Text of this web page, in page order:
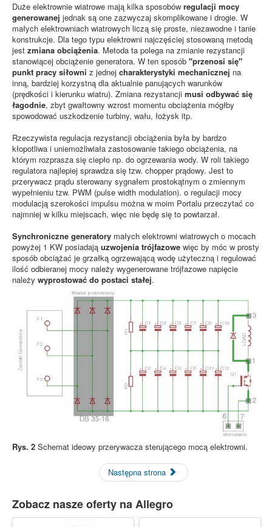
Duże elektrownie wiatrowe mają kilka sposobów regulacji mocy
generowanej jednak są one zazwyczaj skomplikowane i drogie. W
małych elektrowniach wiatrowych liczą się proste, niezawodne i tanie
konstrukcje. Dla tego typu elektrowni najczęściej stosowaną metodą
jest zmiana obciążenia. Metoda ta polega na zmianie rezystancji
stanowiącej obciążenie generatora. W ten sposób "przenosi się"
punkt pracy siłowni z jednej charakterystyki mechanicznej na
inną, bardziej korzystną dla aktualnie panujących warunków
(prędkości i kierunku wiatru). Zmiana rezystancji musi odbywać się
łagodnie, zbyt gwałtowny wzrost momentu obciążenia mógłby
spowodować uszkodzenie turbiny, wału, łożysk itp.
Rzeczywista regulacja rezystancji obciążenia była by bardzo
kłopotliwa i uniemożliwiała zastosowanie takiego obciążenia, na
którym rozprasza się ciepło np. do ogrzewania wody. W roli takiego
regulatora najlepiej sprawdza się tzw. chopper prądowy. Jest to
przerywacz prądu sterowany sygnałem prostokątnym o zmiennym
wypełnieniu tzw. PWM (pulse width modulation). o regulacji mocy
modulacją szerokości impulsu można w moim Portalu przeczytać co
najmniej w kilku miejscach, więc nie będę się to powtarzał.
Synchroniczne generatory małych elektrowni wiatrowych o mocach
powyżej 1 KW posiadają uzwojenia trójfazowe więc by móc w prosty
sposób obciążać je grzałką ogrzewającą wodę użyteczną i regulować
ilość odbieranej mocy należy wygenerowane trójfazowe napięcie
należy wyprostować do postaci stałej.
Rys. 2 Schemat ideowy przerywacza sterującego mocą elektrowni.
Następna strona
Zobacz nasze oferty na Allegro